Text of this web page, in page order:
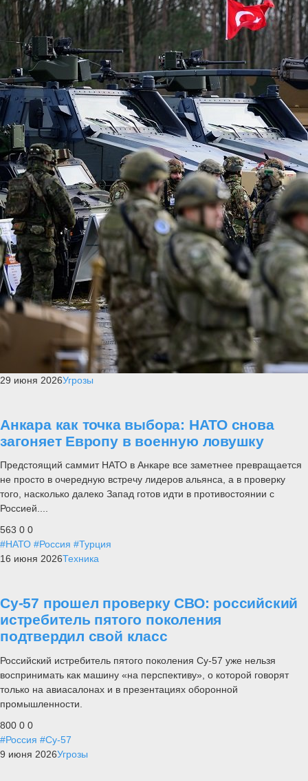
29 июня 2026Угрозы
Анкара как точка выбора: НАТО снова
загоняет Европу в военную ловушку
Предстоящий саммит НАТО в Анкаре все заметнее превращается
не просто в очередную встречу лидеров альянса, а в проверку
того, насколько далеко Запад готов идти в противостоянии с
Россией....
563 0 0
#НАТО #Россия #Турция
16 июня 2026Техника
Су-57 прошел проверку СВО: российский
истребитель пятого поколения
подтвердил свой класс
Российский истребитель пятого поколения Су-57 уже нельзя
воспринимать как машину «на перспективу», о которой говорят
только на авиасалонах и в презентациях оборонной
промышленности.
800 0 0
#Россия #Су-57
9 июня 2026Угрозы